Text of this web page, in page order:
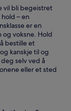
vil bli begeistret
– en
er en
voksne. Hold
bestille et
kanskje til og
selv ved å
eller et sted